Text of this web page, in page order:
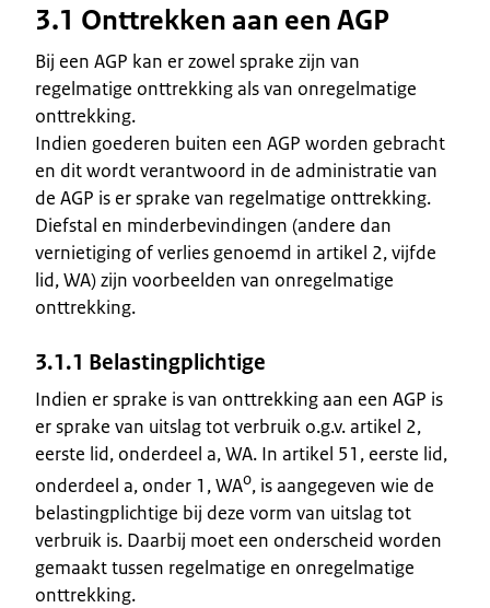
3.1 Onttrekken aan een AGP
Bij een AGP kan er zowel sprake zijn van
regelmatige onttrekking als van onregelmatige
onttrekking.
Indien goederen buiten een AGP worden gebracht
en dit wordt verantwoord in de administratie van
de AGP is er sprake van regelmatige onttrekking.
Diefstal en minderbevindingen (andere dan
vernietiging of verlies genoemd in artikel 2, vijfde
lid, WA) zijn voorbeelden van onregelmatige
onttrekking.
3.1.1 Belastingplichtige
Indien er sprake is van onttrekking aan een AGP is
er sprake van uitslag tot verbruik o.g.v. artikel 2,
eerste lid, onderdeel a, WA. In artikel 51, eerste lid,
onderdeel a, onder 1, WAo, is aangegeven wie de
belastingplichtige bij deze vorm van uitslag tot
verbruik is. Daarbij moet een onderscheid worden
gemaakt tussen regelmatige en onregelmatige
onttrekking.